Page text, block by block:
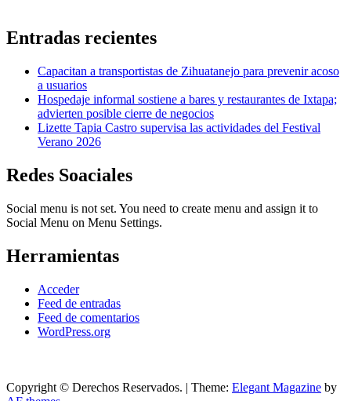
Entradas recientes
Capacitan a transportistas de Zihuatanejo para prevenir acoso
a usuarios
Hospedaje informal sostiene a bares y restaurantes de Ixtapa;
advierten posible cierre de negocios
Lizette Tapia Castro supervisa las actividades del Festival
Verano 2026
Redes Soaciales
Social menu is not set. You need to create menu and assign it to
Social Menu on Menu Settings.
Herramientas
Acceder
Feed de entradas
Feed de comentarios
WordPress.org
Copyright © Derechos Reservados. | Theme: Elegant Magazine by